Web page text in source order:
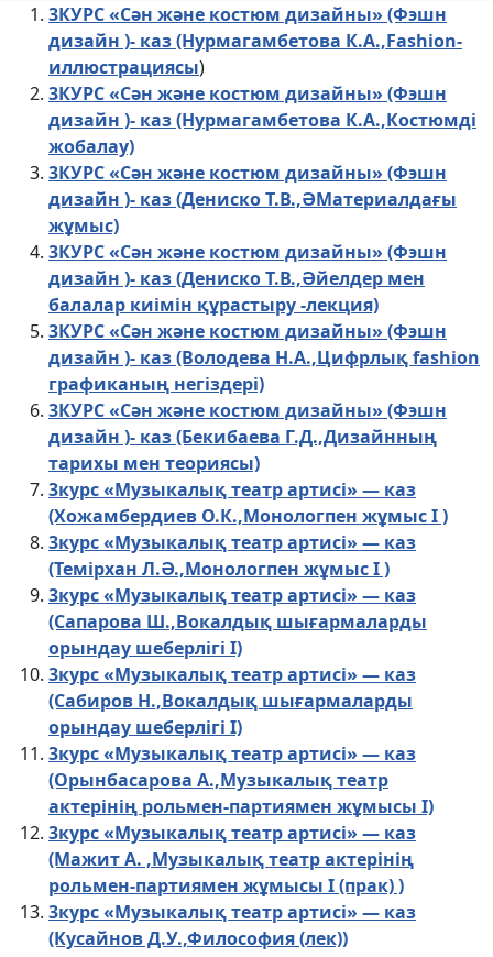
3КУРС «Сән және костюм дизайны» (Фэшн
дизайн )- каз (Нурмагамбетова К.А.,Fashion-
иллюстрациясы)
3КУРС «Сән және костюм дизайны» (Фэшн
дизайн )- каз (Нурмагамбетова К.А.,Костюмді
жобалау)
3КУРС «Сән және костюм дизайны» (Фэшн
дизайн )- каз (Дениско Т.В.,ӘМатериалдағы
жұмыс)
3КУРС «Сән және костюм дизайны» (Фэшн
дизайн )- каз (Дениско Т.В.,Әйелдер мен
балалар киімін құрастыру -лекция)
3КУРС «Сән және костюм дизайны» (Фэшн
дизайн )- каз (Володева Н.А.,Цифрлық fashion
графиканың негіздері)
3КУРС «Сән және костюм дизайны» (Фэшн
дизайн )- каз (Бекибаева Г.Д.,Дизайнның
тарихы мен теориясы)
3курс «Музыкалық театр артисі» — каз
(Хожамбердиев О.К.,Монологпен жұмыс I )
3курс «Музыкалық театр артисі» — каз
(Темірхан Л.Ә.,Монологпен жұмыс I )
3курс «Музыкалық театр артисі» — каз
(Сапарова Ш.,Вокалдық шығармаларды
орындау шеберлігі I)
3курс «Музыкалық театр артисі» — каз
(Сабиров Н.,Вокалдық шығармаларды
орындау шеберлігі I)
3курс «Музыкалық театр артисі» — каз
(Орынбасарова А.,Музыкалық театр
актерінің рольмен-партиямен жұмысы І)
3курс «Музыкалық театр артисі» — каз
(Мажит А. ,Музыкалық театр актерінің
рольмен-партиямен жұмысы І (прак) )
3курс «Музыкалық театр артисі» — каз
(Кусайнов Д.У.,Философия (лек))